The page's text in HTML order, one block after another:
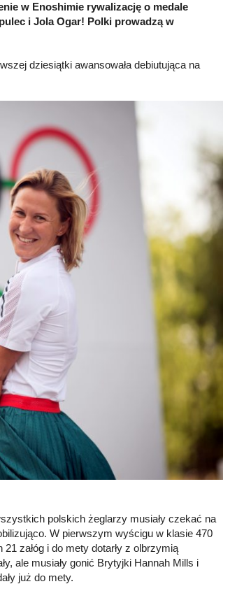
w Enoshimie rywalizację o medale
i Jola Ogar! Polki prowadzą w
dziesiątki awansowała debiutująca na
polskich żeglarzy musiały czekać na
W pierwszym wyścigu w klasie 470
załóg i do mety dotarły z olbrzymią
ale musiały gonić Brytyjki Hannah Mills i
już do mety.